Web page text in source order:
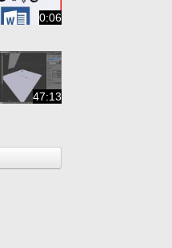
0:06
47:13